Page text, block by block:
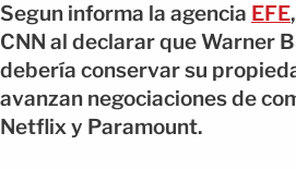
Segun informa la agencia EFE
CNN al declarar que Warner
debería conservar su
avanzan negociaciones de
Netflix y Paramount.